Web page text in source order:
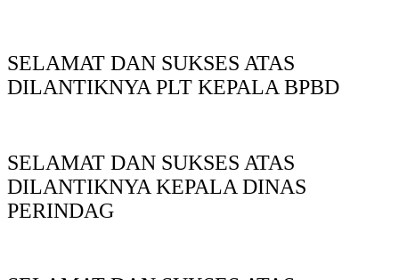
SELAMAT DAN SUKSES ATAS
DILANTIKNYA PLT KEPALA BPBD
SELAMAT DAN SUKSES ATAS
DILANTIKNYA KEPALA DINAS
PERINDAG